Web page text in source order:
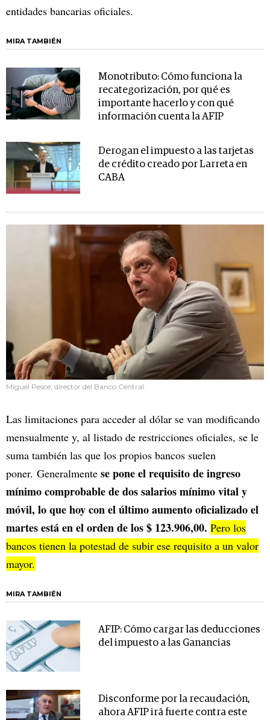
entidades bancarias oficiales.
MIRA TAMBIÉN
Monotributo: Cómo funciona la
recategorización, por qué es
importante hacerlo y con qué
información cuenta la AFIP
Derogan el impuesto a las tarjetas
de crédito creado por Larreta en
CABA
Miguel Pesce, director del Banco Central.
Las limitaciones para acceder al dólar se van modificando
mensualmente y, al listado de restricciones oficiales, se le
suma también las que los propios bancos suelen
poner. Generalmente se pone el requisito de ingreso
mínimo comprobable de dos salarios mínimo vital y
móvil, lo que hoy con el último aumento oficializado el
martes está en el orden de los $ 123.906,00. Pero los
bancos tienen la potestad de subir ese requisito a un valor
mayor.
MIRA TAMBIÉN
AFIP: Cómo cargar las deducciones
del impuesto a las Ganancias
Disconforme por la recaudación,
ahora AFIP irá fuerte contra este